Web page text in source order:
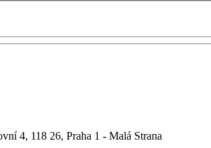
4, 118 26, Praha 1 - Malá Strana